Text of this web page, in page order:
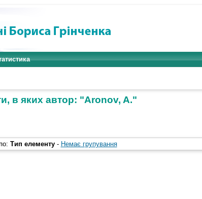
в яких автор: "Aronov, A."
Тип елементу - Немає групування